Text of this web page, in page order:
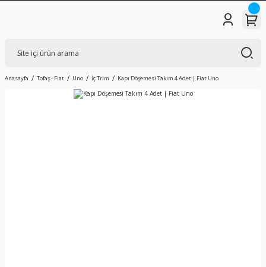
Anasayfa Tofaş - Fiat Uno İç Trim Kapı Döşemesi Takım 4 Adet | Fiat Uno